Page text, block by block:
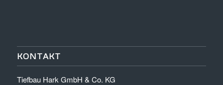
KONTAKT
Tiefbau Hark GmbH & Co. KG